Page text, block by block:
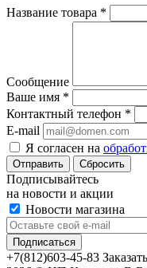
Название товара *
Сообщение
Ваше имя *
Контактный телефон *
E-mail
Я согласен на
Сбросить
Подписывайтесь
на новости и акции
Новости магазина
+7(812)603-45-83